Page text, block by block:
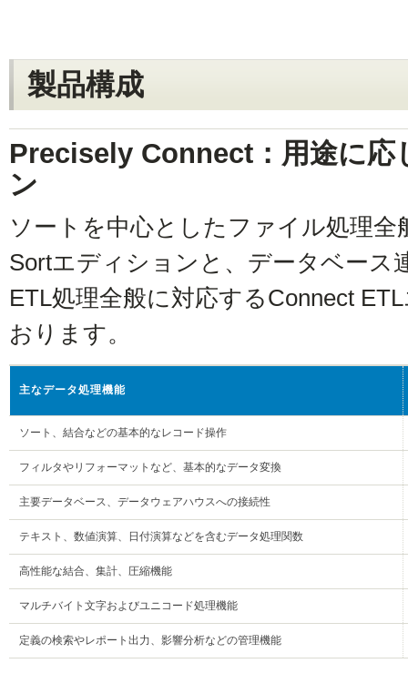
製品構成
Precisely Connect：用途に応
ン
ソートを中心としたファイル処理全
Sortエディションと、データベース
ETL処理全般に対応するConnect
おります。
主なデータ処理機能
ソート、結合などの基本的なレコード操作
フィルタやリフォーマットなど、基本的なデータ変換
主要データベース、データウェアハウスへの接続性
テキスト、数値演算、日付演算などを含むデータ処理関数
高性能な結合、集計、圧縮機能
マルチバイト文字およびユニコード処理機能
定義の検索やレポート出力、影響分析などの管理機能